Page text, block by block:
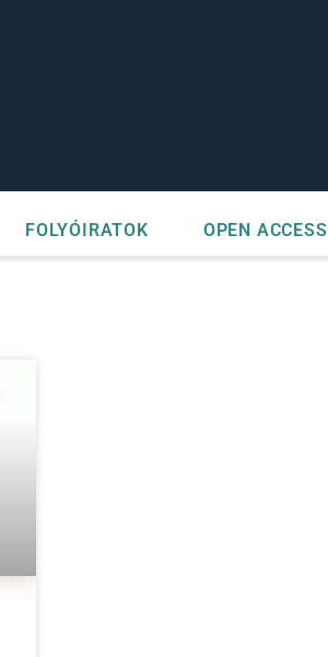
FOLYÓIRATOK OPEN ACCESS